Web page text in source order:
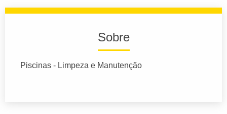
Sobre
Piscinas - Limpeza e Manutenção